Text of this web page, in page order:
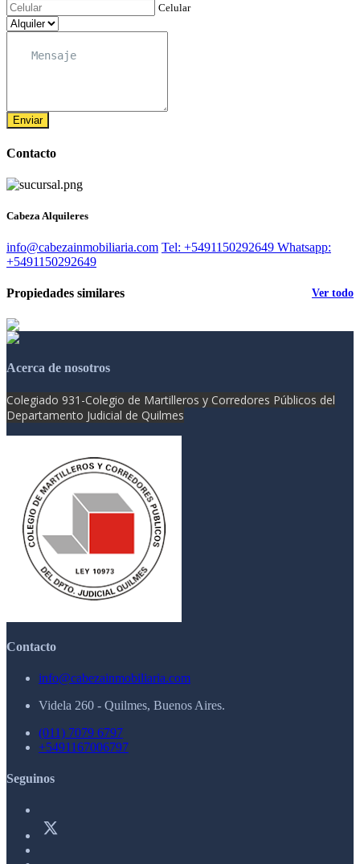
Celular
Enviar
Contacto
Cabeza Alquileres
info@cabezainmobiliaria.com Tel: +5491150292649 Whatsapp:
+5491150292649
Propiedades similares Ver todo
Acerca de nosotros
Colegiado 931-Colegio de Martilleros y Corredores Públicos del
Departamento Judicial de Quilmes
Contacto
info@cabezainmobiliaria.com
Videla 260 - Quilmes, Buenos Aires.
(011) 7079 6797
+5491167006797
Seguinos